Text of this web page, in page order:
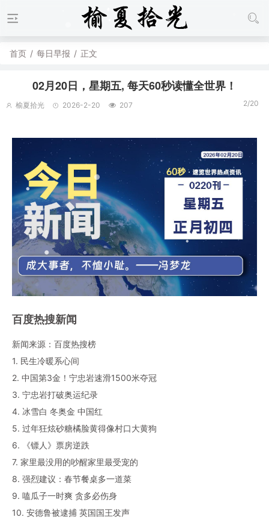
首页 / 每日早报 / 正文
02月20日，星期五, 每天60秒读懂全世界！
榆夏拾光 2026-2-20 207 2/20
百度热搜新闻
新闻来源：百度热搜榜
1. 民生冷暖系心间
2. 中国第3金！宁忠岩速滑1500米夺冠
3. 宁忠岩打破奥运纪录
4. 冰雪白 冬奥金 中国红
5. 过年狂炫砂糖橘脸黄得像村口大黄狗
6. 《镖人》票房逆跌
7. 家里最没用的吵醒家里最受宠的
8. 强烈建议：春节餐桌多一道菜
9. 嗑瓜子一时爽 贪多必伤身
10. 安德鲁被逮捕 英国国王发声